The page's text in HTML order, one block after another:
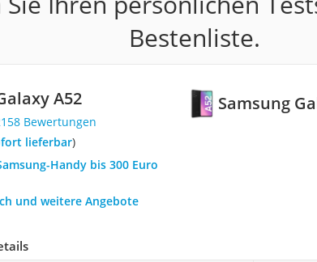
Bestenliste.
Samsung
A52
Bewertungen
lieferbar)
Handy bis 300 Euro
und weitere Angebote